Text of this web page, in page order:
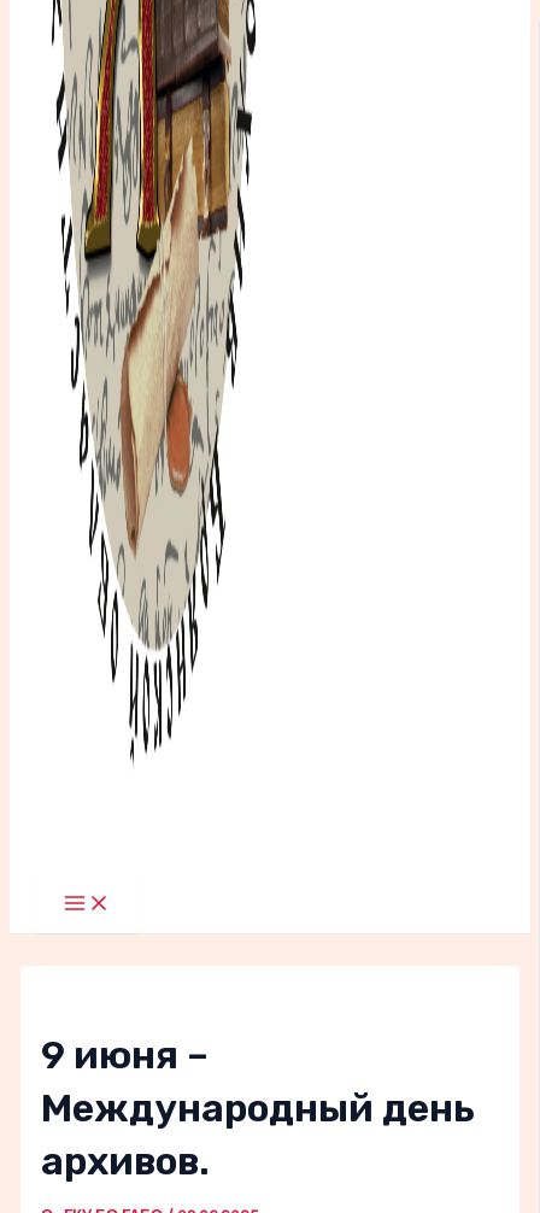
Main
Menu
9 июня –
Международный день
архивов.